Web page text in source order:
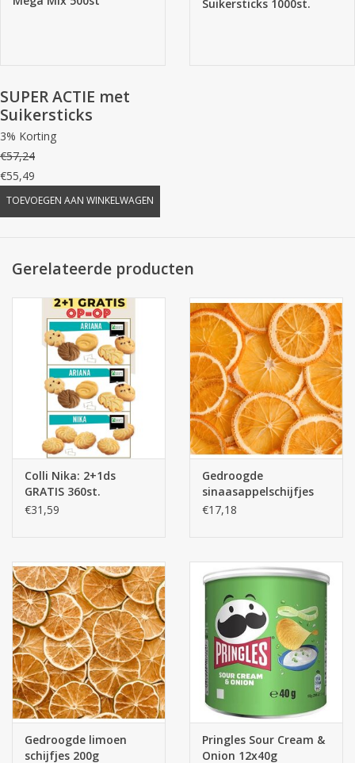
Suikersticks 1000st.
SUPER ACTIE met
Suikersticks
3% Korting
€57,24
€55,49
TOEVOEGEN AAN WINKELWAGEN
Gerelateerde producten
Colli Nika: 2+1ds
GRATIS 360st.
€31,59
Gedroogde
sinaasappelschijfjes
200g
€17,18
Gedroogde limoen
schijfjes 200g
Pringles Sour Cream &
Onion 12x40g